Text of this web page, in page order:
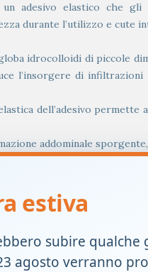
adesivo elastico che
durante l’utilizzo e cute
idrocolloidi di piccole
l’insorgere di
dell’adesivo
addominale
supporto necessario.
ha forma ovale e
la guida stampata
colorata in turchese per
sono morbidi, vi sono
estiva
subire
agosto verranno